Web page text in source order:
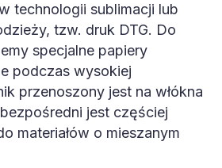
technologii sublimacji lub
tzw. druk DTG. Do
specjalne papiery
podczas wysokiej
przenoszony jest na włókna
jest częściej
materiałów o mieszanym